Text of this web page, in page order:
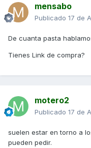
mensabo
Publicado 17 de
De cuanta pasta
Tienes Link de compra?
motero2
Publicado 17 de
suelen estar en torno a
pueden pedir.